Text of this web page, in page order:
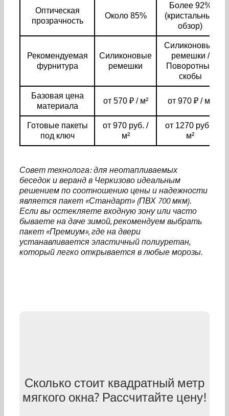
Оптическая
прозрачность
Около 85%
Более 92%
(кристальный
обзор)
Рекомендуемая
фурнитура
Силиконовые
ремешки
Силиконовые
ремешки /
Поворотные
скобы
Базовая цена
материала
от 570 ₽ / м² от 970 ₽ / м²
Готовые пакеты
под ключ
от 970 руб. /
м²
от 1270 руб. /
м²
Совет технолога: для неотапливаемых
беседок и веранд в Черкизово идеальным
решением по соотношению цены и надежности
является пакет «Стандарт» (ПВХ 700 мкм).
Если вы остекляете входную зону или часто
бываете на даче зимой, рекомендуем выбрать
пакет «Премиум», где на двери
устанавливается эластичный полиуретан,
который легко открывается в любые морозы.
Сколько стоит квадратный метр
мягкого окна? Рассчитайте цену!